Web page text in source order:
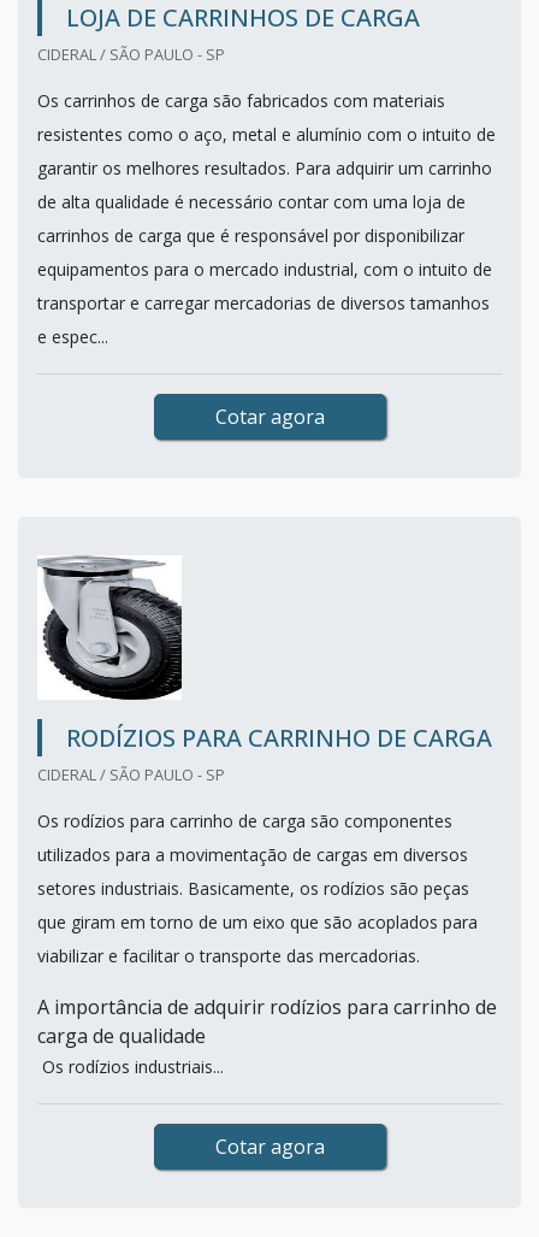
LOJA DE CARRINHOS DE CARGA
CIDERAL / SÃO PAULO - SP
Os carrinhos de carga são fabricados com materiais
resistentes como o aço, metal e alumínio com o intuito de
garantir os melhores resultados. Para adquirir um carrinho
de alta qualidade é necessário contar com uma loja de
carrinhos de carga que é responsável por disponibilizar
equipamentos para o mercado industrial, com o intuito de
transportar e carregar mercadorias de diversos tamanhos
e espec...
Cotar agora
RODÍZIOS PARA CARRINHO DE CARGA
CIDERAL / SÃO PAULO - SP
Os rodízios para carrinho de carga são componentes
utilizados para a movimentação de cargas em diversos
setores industriais. Basicamente, os rodízios são peças
que giram em torno de um eixo que são acoplados para
viabilizar e facilitar o transporte das mercadorias.
A importância de adquirir rodízios para carrinho de
carga de qualidade
Os rodízios industriais...
Cotar agora